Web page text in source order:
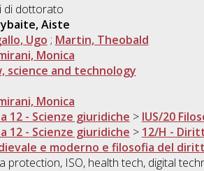
di dottorato
Aiste
Ugo ; Martin, Theobald
Monica
science and technology
Monica
12 - Scienze giuridiche > IUS/20
12 - Scienze giuridiche > 12/H -
e moderno e filosofia del
protection, ISO, health tech, digital